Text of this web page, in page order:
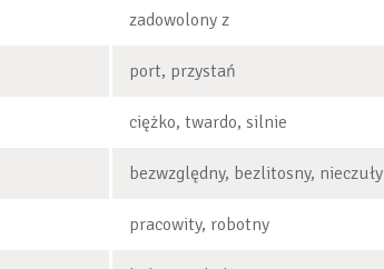
zadowolony z
port, przystań
ciężko, twardo, silnie
bezwzględny, bezlitosny, nieczuły
pracowity, robotny